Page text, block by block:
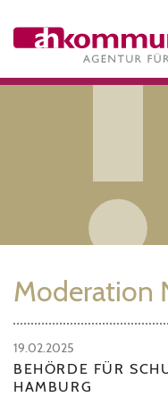
Moderation
19.02.2025
BEHÖRDE FÜR
HAMBURG